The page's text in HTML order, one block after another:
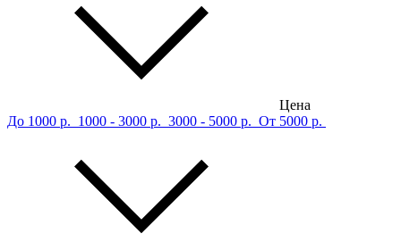
Цена
До 1000 р. 1000 - 3000 р. 3000 - 5000 р. От 5000 р.